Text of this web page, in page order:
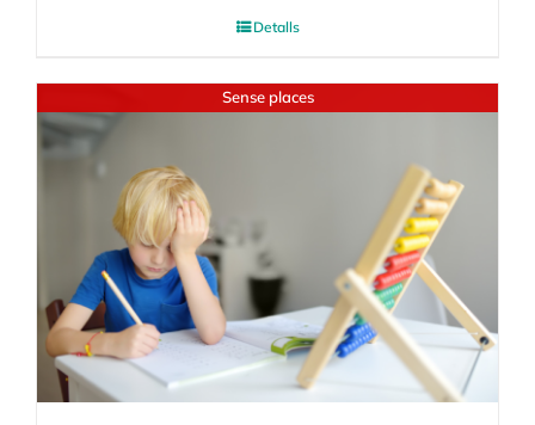
Detalls
Sense places